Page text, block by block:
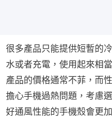
很多產品只能提供短暫的
水或者充電，使用起來相
產品的價格通常不菲，而
擔心手機過熱問題，考慮
好通風性能的手機殼會更